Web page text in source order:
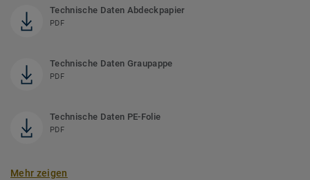
Technische Daten Abdeckpapier
PDF
Technische Daten Graupappe
PDF
Technische Daten PE-Folie
PDF
Mehr zeigen